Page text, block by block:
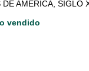
DE AMÉRICA,
vendido